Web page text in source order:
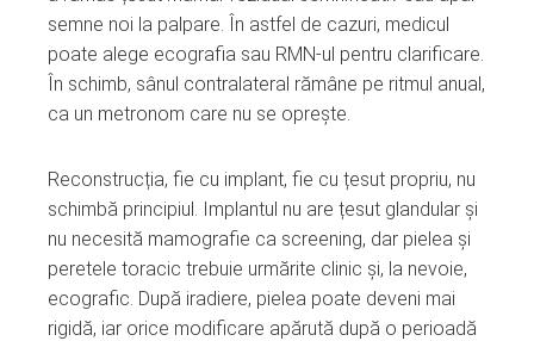
semne noi la palpare. În astfel de cazuri, medicul
poate alege ecografia sau RMN-ul pentru clarificare.
În schimb, sânul contralateral rămâne pe ritmul anual,
ca un metronom care nu se oprește.
Reconstrucția, fie cu implant, fie cu țesut propriu, nu
schimbă principiul. Implantul nu are țesut glandular și
nu necesită mamografie ca screening, dar pielea și
peretele toracic trebuie urmărite clinic și, la nevoie,
ecografic. După iradiere, pielea poate deveni mai
rigidă, iar orice modificare apărută după o perioadă